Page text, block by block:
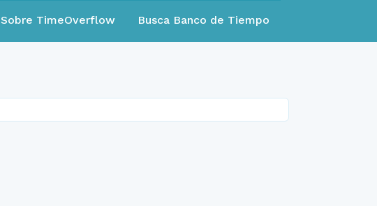
Sobre TimeOverflow Busca Banco de Tiempo